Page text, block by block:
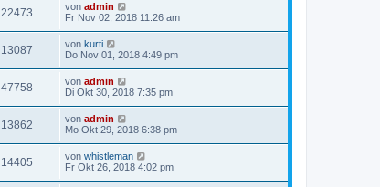
22473 von admin
Fr Nov 02, 2018 11:26 am
13087 von kurti
Do Nov 01, 2018 4:49 pm
47758 von admin
Di Okt 30, 2018 7:35 pm
13862 von admin
Mo Okt 29, 2018 6:38 pm
14405 von whistleman
Fr Okt 26, 2018 4:02 pm